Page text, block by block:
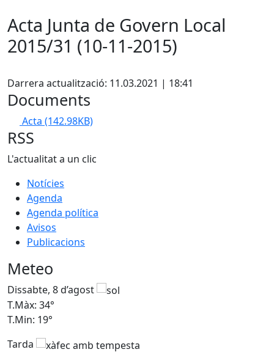
Acta Junta de Govern Local
2015/31 (10-11-2015)
Darrera actualització: 11.03.2021 | 18:41
Documents
Acta (142.98KB)
RSS
L'actualitat a un clic
Notícies
Agenda
Agenda política
Avisos
Publicacions
Meteo
Dissabte, 8 d’agost
T.Màx: 34°
T.Min: 19°
Tarda